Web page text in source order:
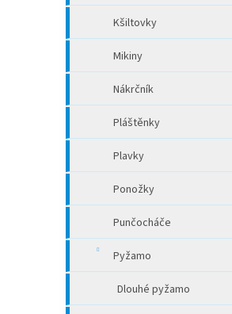
Kšiltovky
Mikiny
Nákrčník
Pláštěnky
Plavky
Ponožky
Punčocháče
Pyžamo
Dlouhé pyžamo